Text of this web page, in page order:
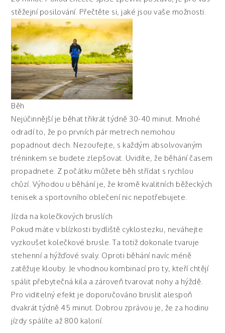
stěžejní posilování. Přečtěte si, jaké jsou vaše možnosti.
Běh
Nejúčinnější je běhat třikrát týdně 30-40 minut. Mnohé
odradí to, že po prvních pár metrech nemohou
popadnout dech. Nezoufejte, s každým absolvovaným
tréninkem se budete zlepšovat. Uvidíte, že běhání časem
propadnete. Z počátku můžete běh střídat s rychlou
chůzí. Výhodou u běhání je, že kromě kvalitních běžeckých
tenisek a sportovního oblečení nic nepotřebujete.
Jízda na kolečkových bruslích
Pokud máte v blízkosti bydliště cyklostezku, neváhejte
vyzkoušet kolečkové brusle. Ta totiž dokonale tvaruje
stehenní a hýžďové svaly. Oproti běhání navíc méně
zatěžuje klouby. Je vhodnou kombinací pro ty, kteří chtějí
spálit přebytečná kila a zároveň tvarovat nohy a hýždě.
Pro viditelný efekt je doporučováno bruslit alespoň
dvakrát týdně 45 minut. Dobrou zprávou je, že za hodinu
jízdy spálíte až 800 kalorií.